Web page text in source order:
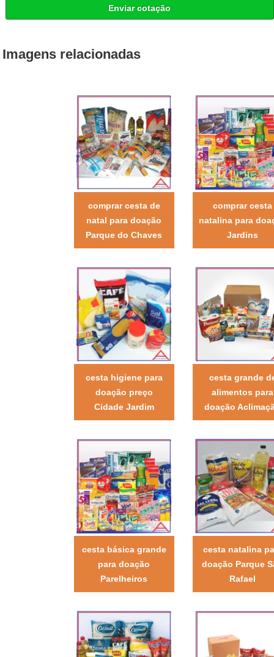
Enviar cotação
Imagens relacionadas
comprar cesta de
natal para doação
Parque do Chaves
comprar cesta
natalina para
Jardins
cesta higiene para
doação preço
Cidade Jardim
cesta grande
alimentos para
doação
cesta básica grande
para doação
Parelheiros
cesta natalina
doação Parque
Rafael